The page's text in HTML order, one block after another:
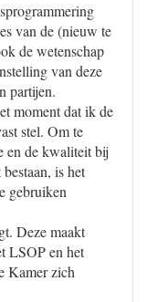
van de (nieuw te
de wetenschap
van deze
partijen.
moment dat ik de
stel. Om te
en de kwaliteit bij
is het
gebruiken
Deze maakt
LSOP en het
Kamer zich